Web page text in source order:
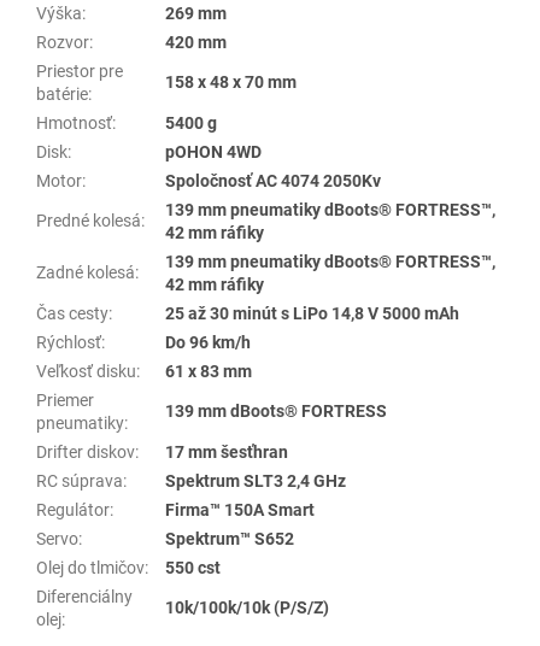
Výška:
269 mm
Rozvor:
420 mm
Priestor pre
batérie:
158 x 48 x 70 mm
Hmotnosť:
5400 g
Disk:
pOHON 4WD
Motor: Spoločnosť AC 4074 2050Kv
Predné kolesá:
139 mm pneumatiky dBoots® FORTRESS™,
42 mm ráfiky
Zadné kolesá:
139 mm pneumatiky dBoots® FORTRESS™,
42 mm ráfiky
Čas cesty:
25 až 30 minút s LiPo 14,8 V 5000 mAh
Rýchlosť:
Do 96 km/h
Veľkosť disku:
61 x 83 mm
Priemer
pneumatiky:
139 mm dBoots® FORTRESS
Drifter diskov:
17 mm šesťhran
RC súprava:
Spektrum SLT3 2,4 GHz
Regulátor:
Firma™ 150A Smart
Servo:
Spektrum™ S652
Olej do tlmičov:
550 cst
Diferenciálny
olej:
10k/100k/10k (P/S/Z)